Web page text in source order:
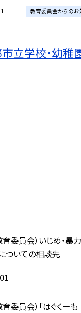
教育委員会からのお
市立学校・幼
育委員会）いじめ・暴力
ついての相談先
育委員会）「はぐくーも